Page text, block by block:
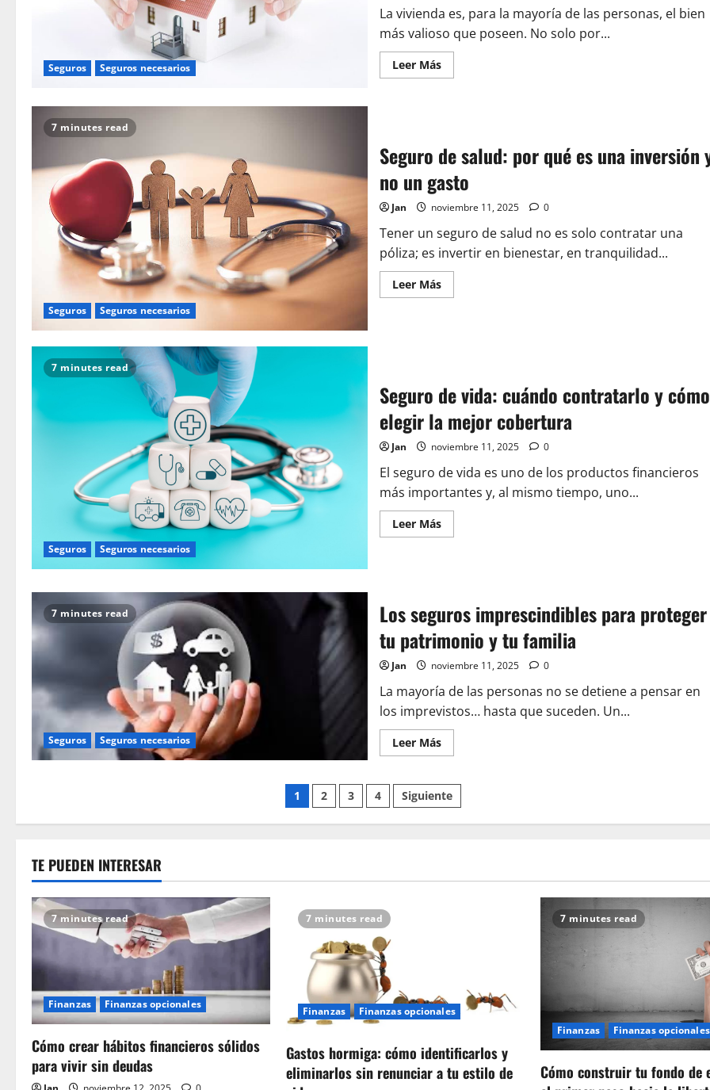
salvarte
de
un
problema
legal
o
económico
Seguros Seguros necesarios
La vivienda es, para la mayoría de las personas, el bien
más valioso que poseen. No solo por...
Leer MásLeer
más
cubre
realmente
por
no
prescindir
de
él
7 minutes read
Seguros Seguros necesarios
Seguro de salud: por qué es una inversión
no un gasto
Jan noviembre 11, 2025 0
Tener un seguro de salud no es solo contratar una
póliza; es invertir en bienestar, en tranquilidad...
Leer MásLeer
más
una
inversión
y
no
gasto
7 minutes read
Seguros Seguros necesarios
Seguro de vida: cuándo contratarlo y cómo
elegir la mejor cobertura
Jan noviembre 11, 2025 0
El seguro de vida es uno de los productos financieros
más importantes y, al mismo tiempo, uno...
Leer MásLeer
más
contratarlo
y
cómo
elegir
mejor
7 minutes read
Seguros Seguros necesarios
Los seguros imprescindibles para proteger
tu patrimonio y tu familia
Jan noviembre 11, 2025 0
La mayoría de las personas no se detiene a pensar en
los imprevistos… hasta que suceden. Un...
Leer MásLeer
más
Los
seguros
imprescindibles
familia
Paginación
de
1 2 3 4 Siguiente
TE PUEDEN INTERESAR
7 minutes read
Finanzas Finanzas opcionales
Cómo crear hábitos financieros sólidos
para vivir sin deudas
7 minutes read
Finanzas Finanzas opcionales
Gastos hormiga: cómo identificarlos y
eliminarlos sin renunciar a tu estilo de
7 minutes read
Finanzas Finanzas opcionales
Cómo construir tu fondo de